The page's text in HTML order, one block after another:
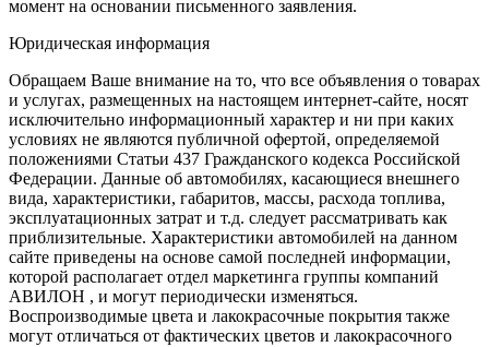
момент на основании письменного заявления.
Юридическая информация
Обращаем Ваше внимание на то, что все объявления о товарах
и услугах, размещенных на настоящем интернет-сайте, носят
исключительно информационный характер и ни при каких
условиях не являются публичной офертой, определяемой
положениями Статьи 437 Гражданского кодекса Российской
Федерации. Данные об автомобилях, касающиеся внешнего
вида, характеристики, габаритов, массы, расхода топлива,
эксплуатационных затрат и т.д. следует рассматривать как
приблизительные. Характеристики автомобилей на данном
сайте приведены на основе самой последней информации,
которой располагает отдел маркетинга группы компаний
АВИЛОН , и могут периодически изменяться.
Воспроизводимые цвета и лакокрасочные покрытия также
могут отличаться от фактических цветов и лакокрасочного